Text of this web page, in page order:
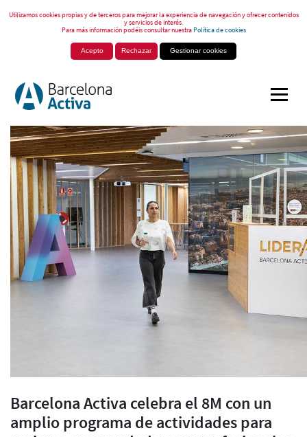
Utilizamos cookies propias y de terceros para mejorar la experiencia de navegación y ofrecer contenidos
y servicios de interés.
Para más información podéis consultar nuestraPolítica de cookies
Acepto Rechazar Gestionar cookies
Barcelona Activa celebra el 8M con un
amplio programa de actividades para